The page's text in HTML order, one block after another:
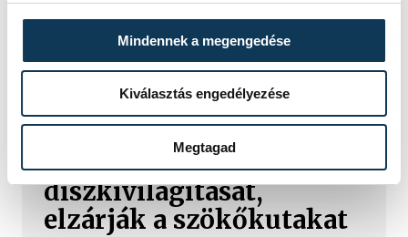
Mindennek a megengedése
Kiválasztás engedélyezése
Megtagad
augusztus 12-én éjjel tetőzik majd a
Perseidák hullócsillagraj, de
ugyanezen a napon részleges
napfogyatkozást is meg lehet majd
Lekapcsolják Veszprém
díszkivilágítását,
elzárják a szökőkutakat